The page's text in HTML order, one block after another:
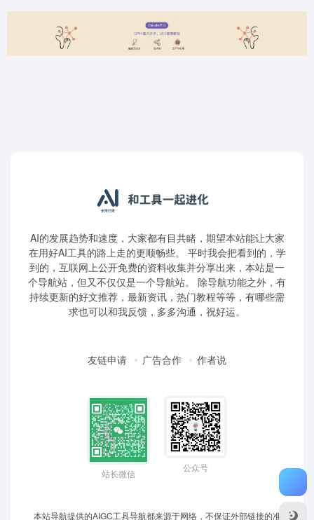
AI的发展趋势和速度，大家都有目共睹，期望本站能让大家
在用好AI工具的路上走的更顺畅些。 平时我会把看到的，学
到的，互联网上公开免费的资料收集并分享出来，本站是一
个导航站，但又不仅仅是一个导航站。 除导航功能之外，有
持续更新的好文推荐，最新资讯，热门教程等等，有哪些需
求也可以和我反馈，多多沟通，祝好运。
友链申请 广告合作 作者说
站长微信
公众号
本站导航提供的AIGC工具导航都来源于网络，不保证外部链接的准